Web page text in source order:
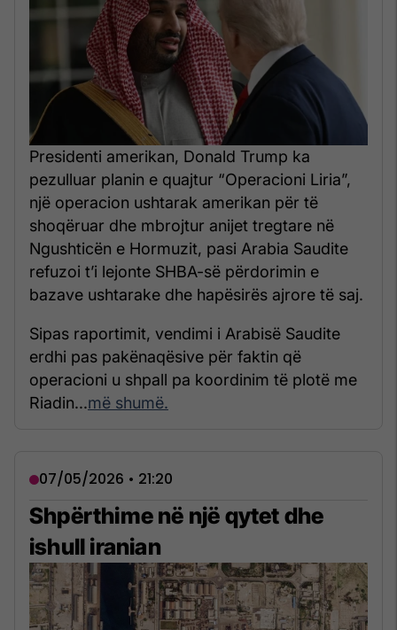
Presidenti amerikan, Donald Trump ka
pezulluar planin e quajtur “Operacioni Liria”,
një operacion ushtarak amerikan për të
shoqëruar dhe mbrojtur anijet tregtare në
Ngushticën e Hormuzit, pasi Arabia Saudite
refuzoi t’i lejonte SHBA-së përdorimin e
bazave ushtarake dhe hapësirës ajrore të saj.
Sipas raportimit, vendimi i Arabisë Saudite
erdhi pas pakënaqësive për faktin që
operacioni u shpall pa koordinim të plotë me
Riadin...më shumë.
07/05/2026 • 21:20
Shpërthime në një qytet dhe
ishull iranian